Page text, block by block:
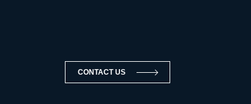
CONTACT US